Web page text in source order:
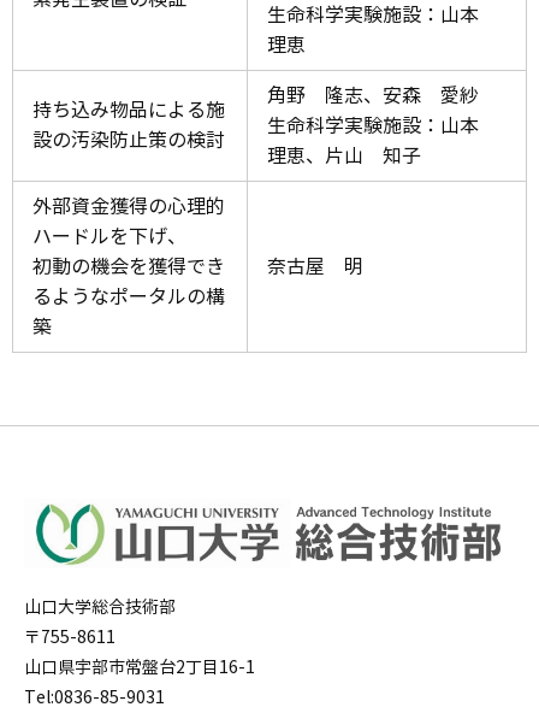
生命科学実験施設：山本
理恵
持ち込み物品による施
設の汚染防止策の検討
角野 隆志、安森 愛紗
生命科学実験施設：山本
理恵、片山 知子
外部資金獲得の心理的
ハードルを下げ、
初動の機会を獲得でき
るようなポータルの構
築
奈古屋 明
山口大学総合技術部
〒755-8611
山口県宇部市常盤台2丁目16-1
Tel:0836-85-9031